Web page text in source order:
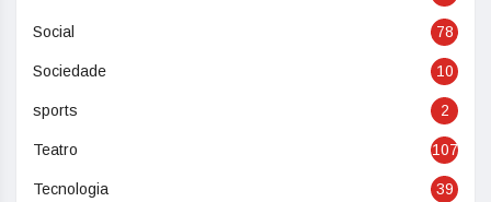
Social 78
Sociedade 10
sports 2
Teatro 107
Tecnologia 39